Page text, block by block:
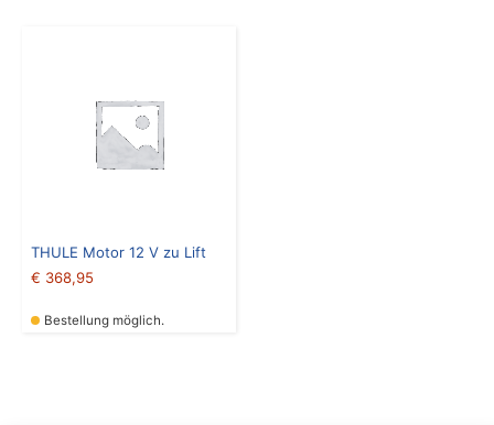
THULE Motor 12 V zu Lift
€ 368,95
Bestellung möglich.